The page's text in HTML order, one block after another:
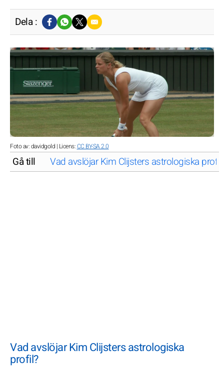
Dela :
Foto av: davidgold | Licens:CC BY-SA 2.0
Gå till Vad avslöjar Kim Clijsters astrologiska
Vad avslöjar Kim Clijsters astrologiska
profil?